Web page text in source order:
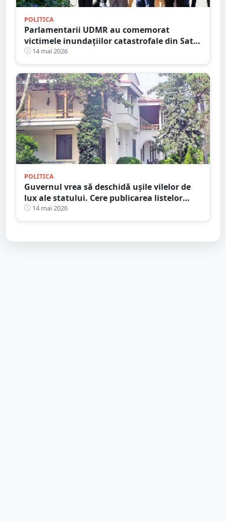
POLITICA
Parlamentarii UDMR au comemorat
victimele inundațiilor catastrofale din Satu
Mare
14 mai 2026
POLITICA
Guvernul vrea să deschidă ușile vilelor de
lux ale statului. Cere publicarea listelor
complete cu beneficiarii și imobilele de
protocol
14 mai 2026